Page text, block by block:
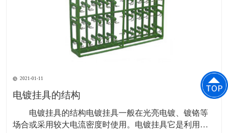
2021-01-11
电镀挂具的结构
电镀挂具的结构电镀挂具一般在光亮电镀、镀铬等
场合或采用较大电流密度时使用。电镀挂具它是利用挂